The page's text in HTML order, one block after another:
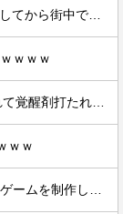
ｗｗｗ
ｗｗ